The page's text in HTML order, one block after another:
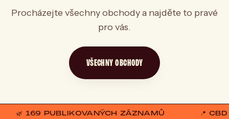
Procházejte všechny obchody a najděte to pravé
pro vás.
VŠECHNY OBCHODY
🌿 169 PUBLIKOVANÝCH ZÁZNAMŮ 📍